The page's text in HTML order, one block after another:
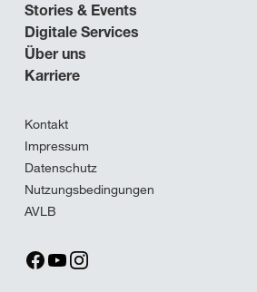
Stories & Events
Digitale Services
Über uns
Karriere
Kontakt
Impressum
Datenschutz
Nutzungsbedingungen
AVLB